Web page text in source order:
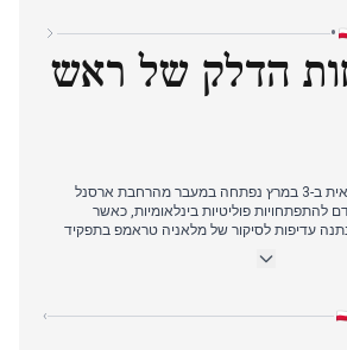
תשומת הלב עברה באופן החלטי לביטחון
הגברת אמצעי האבטחה בפריז עקב חשש מתגמול,
חדש באפגניסטן שתואר כדרקוני.
בהחלטת צרפת להרחיב את הארסנל הגרעיני שלה,
את עניינה של פולין בהרתעה גרעינית ואישורו
למשא ומתן, מה שהפך זאת להתפתחות
•
הדלק של ראש
תשומת הלב העיתונאית ב-3 במרץ נפתחה במעבר מהרחבת ארסנל
להתפתחויות פוליטיות בינלאומיות, כאשר
עדיפות לסיקור של מלאניה טראמפ בתפקיד
עבר למחוות ספורט בינלאומיות עם מחאה
הלב באופן מכריע לדאגות כלכליות מקומיות, עם
של ראש הממשלה לגבי אספקת דלק שהפכו
›